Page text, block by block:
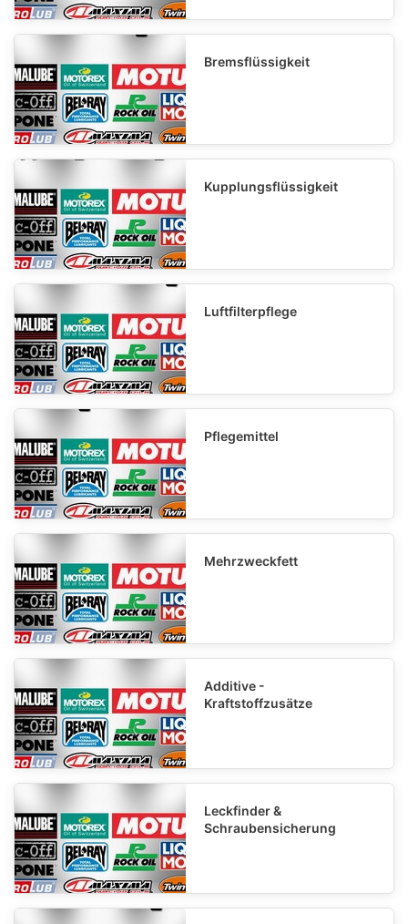
Bremsflüssigkeit
Kupplungsflüssigkeit
Luftfilterpflege
Pflegemittel
Mehrzweckfett
Additive -
Kraftstoffzusätze
Leckfinder &
Schraubensicherung